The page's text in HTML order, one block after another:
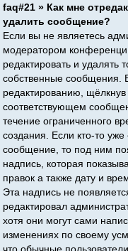
faq#21 » Как мне
удалить сообщение?
Если вы не являетесь
модератором
редактировать и удалять
собственные сообщения.
редактированию, щёлкнув
соответствующем
течение ограниченного
создания. Если кто-то уже
сообщение, то под ним
надпись, которая
правок а также дату и
Эта надпись не
редактировал
хотя они могут сами
изменениях по своему